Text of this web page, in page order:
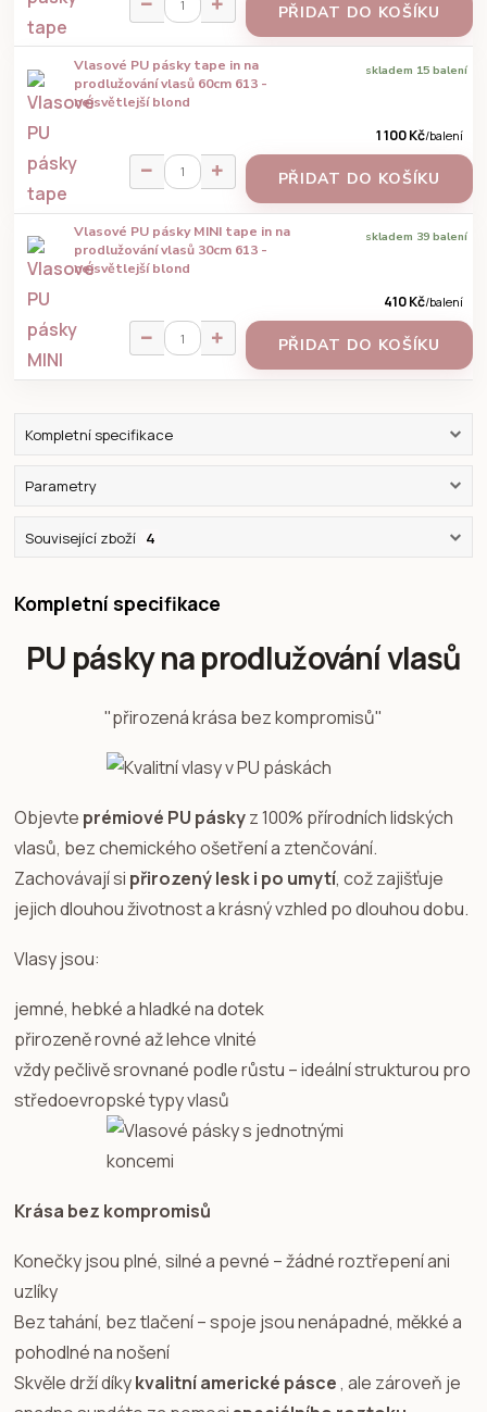
PŘIDAT DO KOŠÍKU
Vlasové PU pásky tape in na
prodlužování vlasů 60cm 613 -
nejsvětlejší blond
1 100 Kč/balení
skladem 15 balení
PŘIDAT DO KOŠÍKU
Vlasové PU pásky MINI tape in na
prodlužování vlasů 30cm 613 -
nejsvětlejší blond
410 Kč/balení
skladem 39 balení
PŘIDAT DO KOŠÍKU
Kompletní specifikace
Parametry
Související zboží 4
Kompletní specifikace
PU pásky na prodlužování vlasů
"přirozená krása bez kompromisů"
Objevte prémiové PU páskyz 100% přírodních lidských
vlasů, bez chemického ošetření a ztenčování.
Zachovávají si přirozený lesk i po umytí, což zajišťuje
jejich dlouhou životnost a krásný vzhled po dlouhou dobu.
Vlasy jsou:
jemné, hebké a hladké na dotek
přirozeně rovné až lehce vlnité
vždy pečlivě srovnané podle růstu – ideální strukturou pro
středoevropské typy vlasů
Krása bez kompromisů
Konečky jsou plné, silné a pevné – žádné roztřepení ani
uzlíky
Bez tahání, bez tlačení – spoje jsou nenápadné, měkké a
pohodlné na nošení
Skvěle drží díkykvalitní americké pásce, ale zároveň je